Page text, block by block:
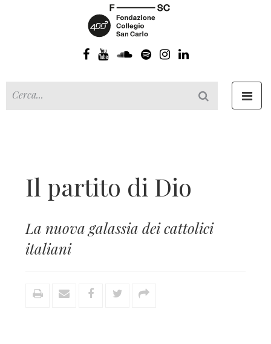
Il partito di Dio
La nuova galassia dei cattolici
italiani